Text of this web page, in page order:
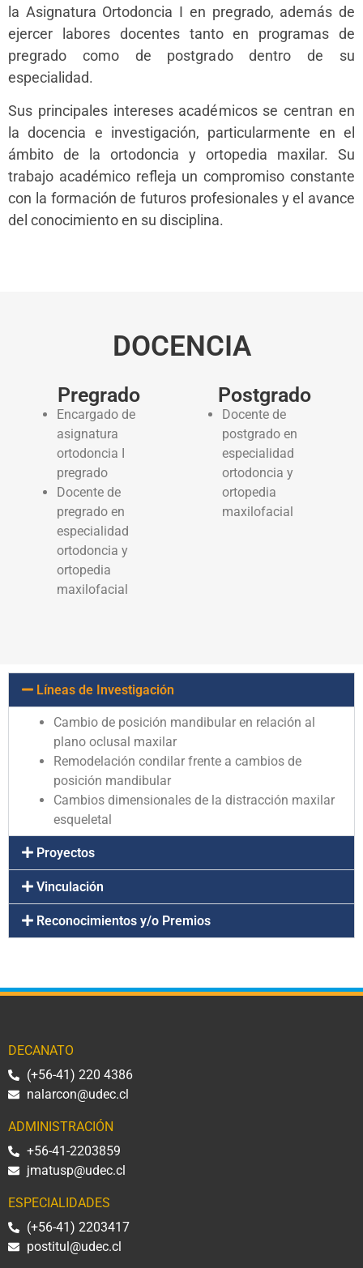
la Asignatura Ortodoncia I en pregrado, además de
ejercer labores docentes tanto en programas de
pregrado como de postgrado dentro de su
especialidad.
Sus principales intereses académicos se centran en
la docencia e investigación, particularmente en el
ámbito de la ortodoncia y ortopedia maxilar. Su
trabajo académico refleja un compromiso constante
con la formación de futuros profesionales y el avance
del conocimiento en su disciplina.
DOCENCIA
Pregrado
Encargado de
asignatura
ortodoncia I
pregrado
Docente de
pregrado en
especialidad
ortodoncia y
ortopedia
maxilofacial
Postgrado
Docente de
postgrado en
especialidad
ortodoncia y
ortopedia
maxilofacial
Líneas de Investigación
Cambio de posición mandibular en relación al
plano oclusal maxilar
Remodelación condilar frente a cambios de
posición mandibular
Cambios dimensionales de la distracción maxilar
esqueletal
Proyectos
Vinculación
Reconocimientos y/o Premios
DECANATO
(+56-41) 220 4386
nalarcon@udec.cl
ADMINISTRACIÓN
+56-41-2203859
jmatusp@udec.cl
ESPECIALIDADES
(+56-41) 2203417
postitul@udec.cl